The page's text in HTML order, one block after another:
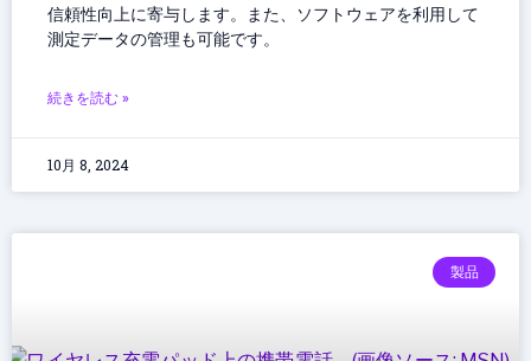
信頼性向上に寄与します。また、ソフトウェアを利用して
測定データの管理も可能です。
続きを読む »
10月 8, 2024
製品